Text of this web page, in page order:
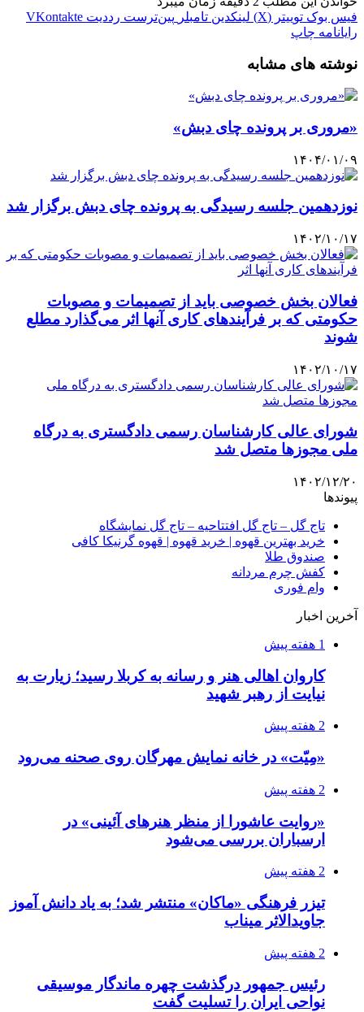
فیس بوک توییتر (X) لینکدین ‫تامبلر ‫پین‌ترست ‫رددیت ‫VKontakte
رایانامه چاپ
نوشته های مشابه
«مروری بر پرونده چای دبش»
۱۴۰۴/۰۱/۰۹
نوزدهمین جلسه رسیدگی به پرونده چای دبش برگزار شد
۱۴۰۲/۱۰/۱۷
فعالان بخش خصوصی باید از تصمیمات و مصوبات
حکومتی که بر فرآیندهای کاری آنها اثر می‌گذارد مطلع
شوند
۱۴۰۲/۱۰/۱۷
شورای عالی کارشناسان رسمی دادگستری به درگاه
ملی مجوزها متصل شد
۱۴۰۲/۱۲/۲۰
پیوندها
تاج گل – تاج گل افتتاحیه – تاج گل نمایشگاه
خرید بهترین قهوه | خرید قهوه | قهوه گرنیکا کافی
صندوق طلا
کفش چرم مردانه
وام فوری
آخرین اخبار
1 هفته پیش
کاروان اهالی هنر و رسانه به کربلا رسید؛ زیارت به
نیایت از رهبر شهید
2 هفته پیش
«مِیّت» در خانه نمایش مهرگان روی صحنه می‌رود
2 هفته پیش
«روایت عاشورا از منظر هنرهای آئینی» در
ارسباران بررسی می‌شود
2 هفته پیش
تیزر فرهنگی «ماکان» منتشر شد؛ به یاد دانش آموز
جاویدالاثر میناب
2 هفته پیش
رئیس جمهور درگذشت چهره ماندگار موسیقی
نواحی ایران را تسلیت گفت